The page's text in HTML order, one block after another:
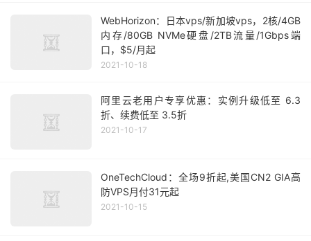
WebHorizon：日本vps/新加坡vps，2核/4GB
内存/80GB NVMe硬盘/2TB流量/1Gbps端
口，$5/月起
2021-10-18
阿里云老用户专享优惠：实例升级低至 6.3
折、续费低至 3.5折
2021-10-17
OneTechCloud：全场9折起,美国CN2 GIA高
防VPS月付31元起
2021-10-15